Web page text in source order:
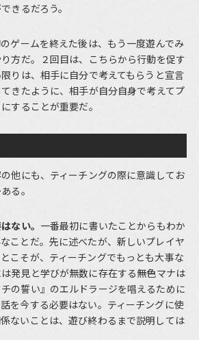
きるだろう。
ゲームを終えた後は、もう一度遊んでみ
方だ。２回目は、こちらから行動を促す
りは、相手に自分で考えてもらうと宣言
きたように、相手が自分自身で考えてプ
することが重要だ。
他にも、ティーチングの際に意識してお
る。
ない。 一番最初に書いたことからもわか
ことだ。先に述べたが、新しいプレイヤ
こそが、ティーチングでもっとも大事な
発見と学びが無数に存在する――無色マナは
の誓い』のエルドラージを唱えるために
を今する必要はない。ティーチングに使
ないことは、遊び終わるまで説明しては